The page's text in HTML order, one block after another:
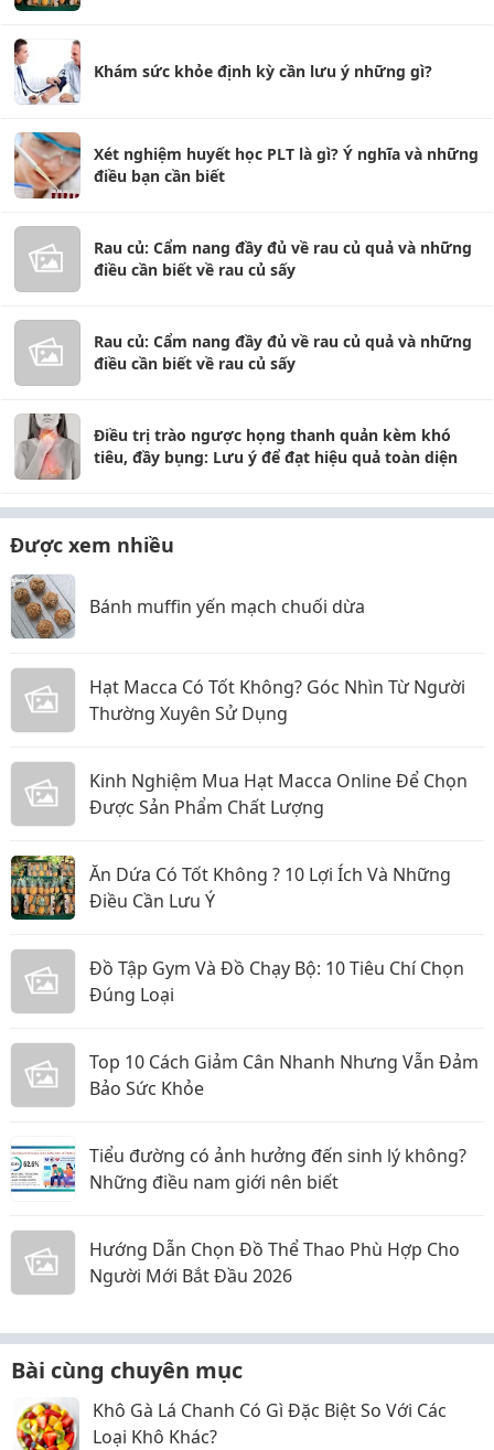
Khám sức khỏe định kỳ cần lưu ý những gì?
Xét nghiệm huyết học PLT là gì? Ý nghĩa và những
điều bạn cần biết
Rau củ: Cẩm nang đầy đủ về rau củ quả và những
điều cần biết về rau củ sấy
Rau củ: Cẩm nang đầy đủ về rau củ quả và những
điều cần biết về rau củ sấy
Điều trị trào ngược họng thanh quản kèm khó
tiêu, đầy bụng: Lưu ý để đạt hiệu quả toàn diện
Được xem nhiều
Bánh muffin yến mạch chuối dừa
Hạt Macca Có Tốt Không? Góc Nhìn Từ Người
Thường Xuyên Sử Dụng
Kinh Nghiệm Mua Hạt Macca Online Để Chọn
Được Sản Phẩm Chất Lượng
Ăn Dứa Có Tốt Không ? 10 Lợi Ích Và Những
Điều Cần Lưu Ý
Đồ Tập Gym Và Đồ Chạy Bộ: 10 Tiêu Chí Chọn
Đúng Loại
Top 10 Cách Giảm Cân Nhanh Nhưng Vẫn Đảm
Bảo Sức Khỏe
Tiểu đường có ảnh hưởng đến sinh lý không?
Những điều nam giới nên biết
Hướng Dẫn Chọn Đồ Thể Thao Phù Hợp Cho
Người Mới Bắt Đầu 2026
Bài cùng chuyên mục
Khô Gà Lá Chanh Có Gì Đặc Biệt So Với Các
Loại Khô Khác?